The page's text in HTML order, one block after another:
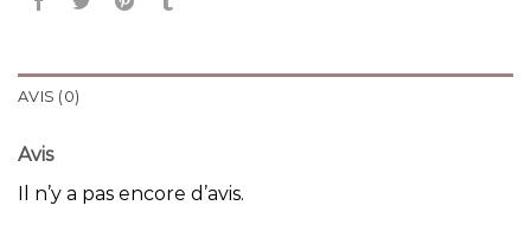
AVIS (0)
Avis
Il n’y a pas encore d’avis.